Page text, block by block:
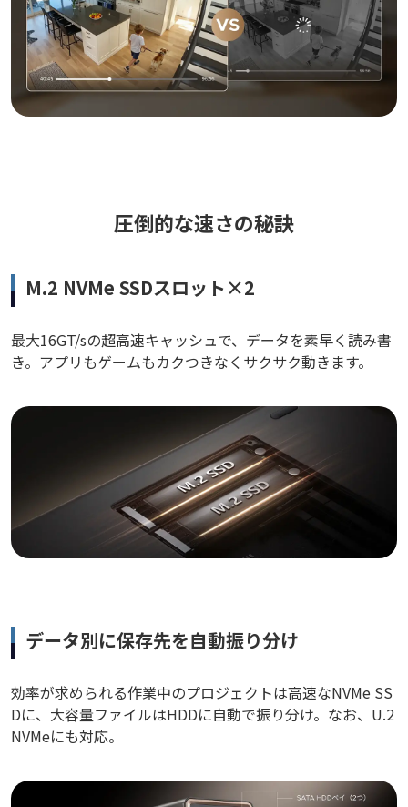
圧倒的な速さの秘訣
M.2 NVMe SSDスロット×2
最大16GT/sの超高速キャッシュで、データを素早く読み書
き。アプリもゲームもカクつきなくサクサク動きます。
データ別に保存先を自動振り分け
効率が求められる作業中のプロジェクトは高速なNVMe SS
Dに、大容量ファイルはHDDに自動で振り分け。なお、U.2
NVMeにも対応。